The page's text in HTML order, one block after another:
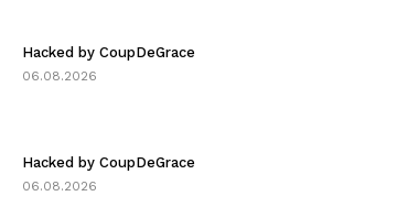
Hacked by CoupDeGrace
06.08.2026
Hacked by CoupDeGrace
06.08.2026